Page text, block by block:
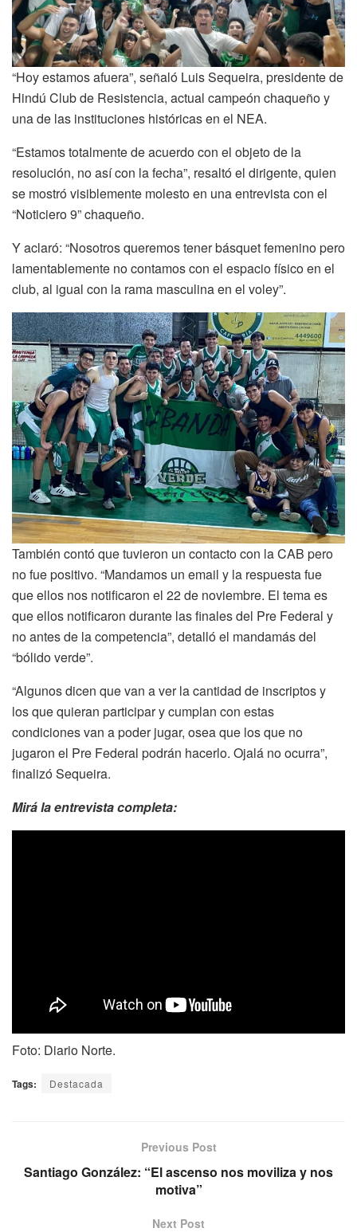
“Hoy estamos afuera”, señaló Luis Sequeira, presidente de
Hindú Club de Resistencia, actual campeón chaqueño y
una de las instituciones históricas en el NEA.
“Estamos totalmente de acuerdo con el objeto de la
resolución, no así con la fecha”, resaltó el dirigente, quien
se mostró visiblemente molesto en una entrevista con el
“Noticiero 9” chaqueño.
Y aclaró: “Nosotros queremos tener básquet femenino pero
lamentablemente no contamos con el espacio físico en el
club, al igual con la rama masculina en el voley”.
También contó que tuvieron un contacto con la CAB pero
no fue positivo. “Mandamos un email y la respuesta fue
que ellos nos notificaron el 22 de noviembre. El tema es
que ellos notificaron durante las finales del Pre Federal y
no antes de la competencia”, detalló el mandamás del
“bólido verde”.
“Algunos dicen que van a ver la cantidad de inscriptos y
los que quieran participar y cumplan con estas
condiciones van a poder jugar, osea que los que no
jugaron el Pre Federal podrán hacerlo. Ojalá no ocurra”,
finalizó Sequeira.
Mirá la entrevista completa:
Foto: Diario Norte.
Tags: Destacada
Previous Post
Santiago González: “El ascenso nos moviliza y nos
motiva”
Next Post